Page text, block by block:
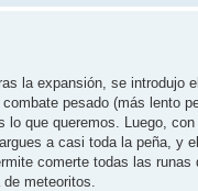
la expansión, se introdujo
pesado (más lento
que queremos. Luego,
a casi toda la peña,
comerte todas las
meteoritos.